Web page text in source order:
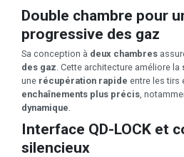
Double chambre pour
progressive des gaz
Sa conception à deux chambres
des gaz . Cette architecture améliore la
une récupération rapide entre les tirs
enchaînements plus précis ,
dynamique
Interface QD-LOCK et
silencieux